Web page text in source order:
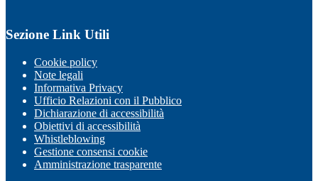
Sezione Link Utili
Cookie policy
Note legali
Informativa Privacy
Ufficio Relazioni con il Pubblico
Dichiarazione di accessibilità
Obiettivi di accessibilità
Whistleblowing
Gestione consensi cookie
Amministrazione trasparente